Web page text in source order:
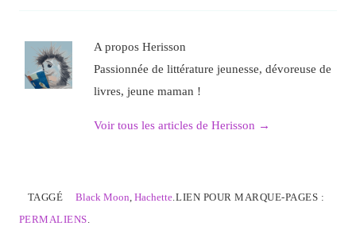
A propos Herisson
Passionnée de littérature jeunesse, dévoreuse de
livres, jeune maman !
Voir tous les articles de Herisson →
TAGGÉ Black Moon ,Hachette LIEN POUR MARQUE-PAGES :
PERMALIENS